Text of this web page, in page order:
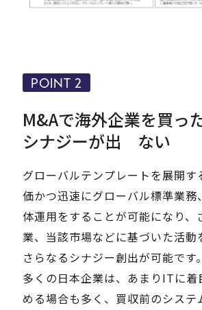
M&Aで海外企業を買っ
シナジーが出 ない
POINT 2
グローバルテンプレートを展開す
価かつ迅速にグローバル標準業務
体運用をすることが可能になり、
業、当該市場などに基づいた活動
さらなるシナジー創出が可能です。
多くの日本企業は、あまりITに着
める場合も多く、買収前のシステ